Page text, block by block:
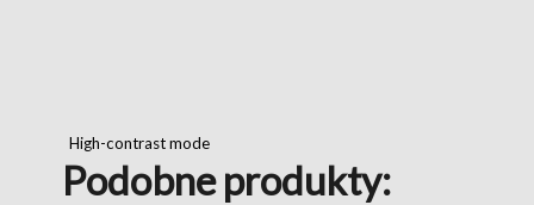
High-contrast mode
Podobne produkty: